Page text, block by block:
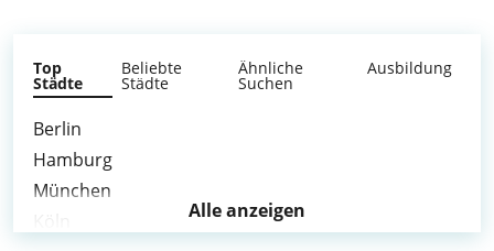
Top
Städte
Beliebte
Städte
Ähnliche
Suchen
Ausbildung
Berlin
Hamburg
München
Alle anzeigen